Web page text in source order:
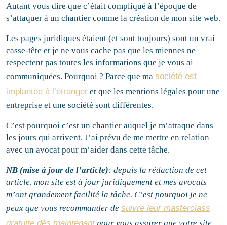
Autant vous dire que c’était compliqué à l’époque de
s’attaquer à un chantier comme la création de mon site web.
Les pages juridiques étaient (et sont toujours) sont un vrai
casse-tête et je ne vous cache pas que les miennes ne
respectent pas toutes les informations que je vous ai
communiquées. Pourquoi ? Parce que ma société est
implantée à l’étranger et que les mentions légales pour une
entreprise et une société sont différentes.
C’est pourquoi c’est un chantier auquel je m’attaque dans
les jours qui arrivent. J’ai prévu de me mettre en relation
avec un avocat pour m’aider dans cette tâche.
NB (mise à jour de l’article): depuis la rédaction de cet
article, mon site est à jour juridiquement et mes avocats
m’ont grandement facilité la tâche. C’est pourquoi je ne
peux que vous recommander desuivre leur masterclass